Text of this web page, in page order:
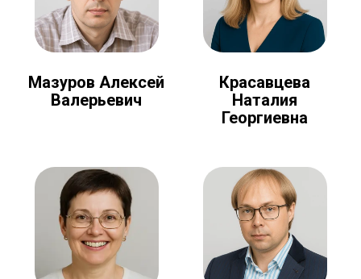
Мазуров Алексей
Валерьевич
Красавцева
Наталия
Георгиевна